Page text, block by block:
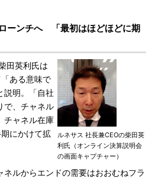
ーンチへ 「最初はほどほどに期
ルネサス 社長兼CEOの柴田英
利氏（オンライン決算説明会
の画面キャプチャー）
田英利氏は
ある意味で
説明。「自社
で、チャネル
チャネル在庫
にかけて拡
ルからエンドの需要はおおむねフラ